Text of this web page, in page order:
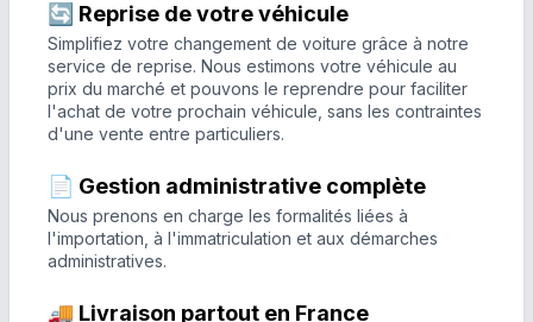
🔄 Reprise de votre véhicule
Simplifiez votre changement de voiture grâce à notre
service de reprise. Nous estimons votre véhicule au
prix du marché et pouvons le reprendre pour faciliter
l'achat de votre prochain véhicule, sans les contraintes
d'une vente entre particuliers.
📄 Gestion administrative complète
Nous prenons en charge les formalités liées à
l'importation, à l'immatriculation et aux démarches
administratives.
🚚 Livraison partout en France